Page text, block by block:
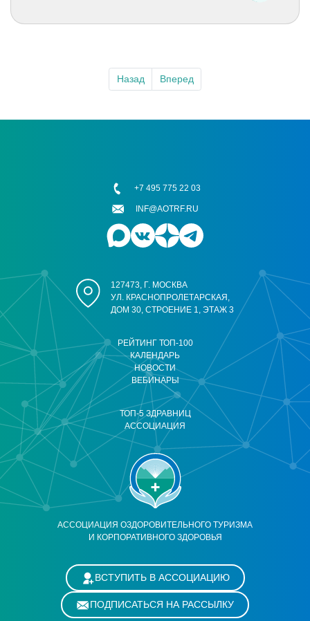
Назад Вперед
АССОЦИАЦИЯ ОЗДОРОВИТЕЛЬНОГО ТУРИЗМА
И КОРПОРАТИВНОГО ЗДОРОВЬЯ
РЕЙТИНГ ТОП-100
КАЛЕНДАРЬ
НОВОСТИ
ВЕБИНАРЫ
ТОП-5 ЗДРАВНИЦ
АССОЦИАЦИЯ
127473, Г. МОСКВА
УЛ. КРАСНОПРОЛЕТАРСКАЯ,
ДОМ 30, СТРОЕНИЕ 1, ЭТАЖ 3
+7 495 775 22 03
INF@AOTRF.RU
ВСТУПИТЬ В АССОЦИАЦИЮ
ПОДПИСАТЬСЯ НА РАССЫЛКУ